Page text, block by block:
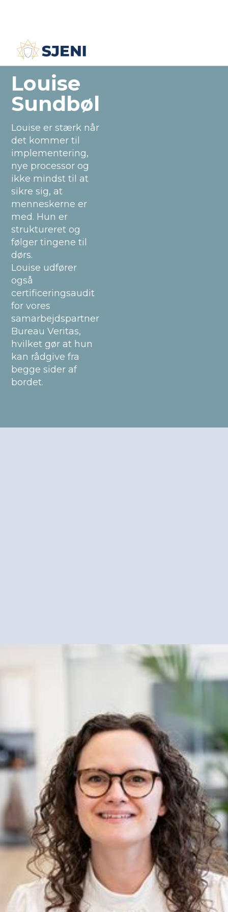
Medarbejdere
Louise
Sundbøl
Louise er stærk når
det kommer til
implementering,
nye processor og
ikke mindst til at
sikre sig, at
menneskerne er
med. Hun er
struktureret og
følger tingene til
dørs.
Louise udfører
også
certificeringsaudit
for vores
samarbejdspartner
Bureau Veritas,
hvilket gør at hun
kan rådgive fra
begge sider af
bordet.
Faglige kompetencer
Certificeret Lead Auditor på ISO 27001
Praktisk erfaring fra krydsfeltet mellem jura,
it og mennesker, herunder kommunikation,
sagsbehandling og it-support
Praktisk erfaring med informationssikkerhed i
en kommune, herunder med
riskmanagement, awareness og compliance
Kontorassistent fra Finansministeriet